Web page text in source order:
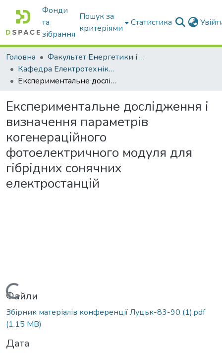
Фонди
та
зібрання
Пошук за
критеріями
Статистика
Головна
Факультет Енергетики і комп'ютерних технологій
Кафедра Електротехніки і електромеханіки ім. проф. В.В. Овчарова
Експериментальне дослідження і визначення параметрів когенераційного фотоелектричного модуля для гібрідних сонячних електростанцій
Експериментальне дослідження і
визначення параметрів
когенераційного
фотоелектричного модуля для
гібрідних сонячних
електростанцій
Вантажиться...
Файли
Збірник матеріалів конференції Луцьк-83-90 (1).pdf
(1.15 MB)
Дата